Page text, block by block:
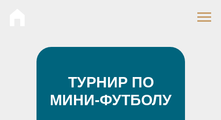
ТУРНИР ПО
МИНИ-ФУТБОЛУ